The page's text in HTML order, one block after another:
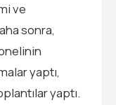
ve
sonra,
yaptı,
yaptı.